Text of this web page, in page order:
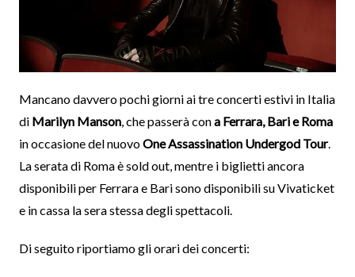
Mancano davvero pochi giorni ai tre concerti estivi in Italia
di Marilyn Manson, che passerà cona Ferrara, Bari e Roma
in occasione del nuovoOne Assassination Undergod Tour.
La serata di Roma è sold out, mentre i biglietti ancora
disponibili per Ferrara e Bari sono disponibili su Vivaticket
e in cassa la sera stessa degli spettacoli.
Di seguito riportiamo gli orari dei concerti: